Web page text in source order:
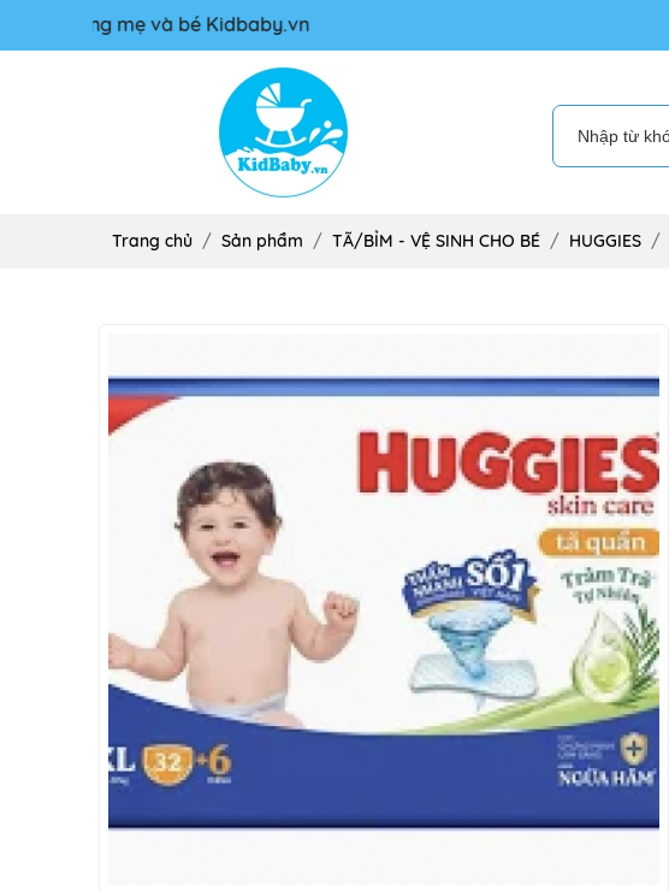
và bé Kidbaby.vn
Trang chủ Sản phẩm TÃ/BỈM - VỆ SINH CHO BÉ HUGGIES